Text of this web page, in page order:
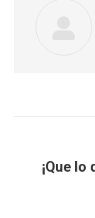
entre
¡Que